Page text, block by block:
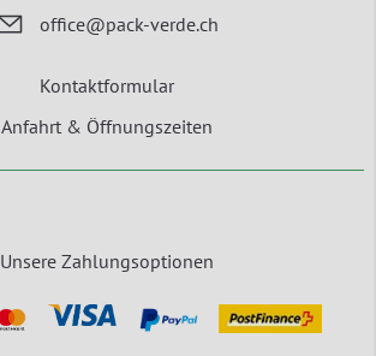
office@pack-verde.ch
Kontaktformular
Anfahrt & Öffnungszeiten
Unsere Zahlungsoptionen